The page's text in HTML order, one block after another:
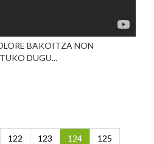
BAKOITZA NON
DUGU...
122 123 124
125